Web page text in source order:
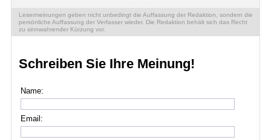
Lesermeinungen geben nicht unbedingt die Auffassung der Redaktion, sondern die
persönliche Auffassung der Verfasser wieder. Die Redaktion behält sich das Recht
zu sinnwahrender Kürzung vor.
Schreiben Sie Ihre Meinung!
Name:
Email: